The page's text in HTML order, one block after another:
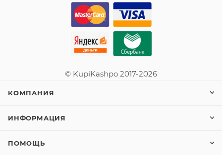
© KupiKashpo 2017-2026
КОМПАНИЯ
ИНФОРМАЦИЯ
ПОМОЩЬ